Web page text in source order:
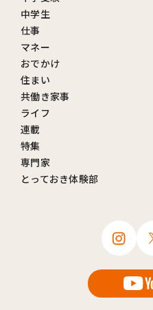
中学生
仕事
マネー
おでかけ
住まい
共働き家事
ライフ
連載
特集
専門家
とっておき体験部